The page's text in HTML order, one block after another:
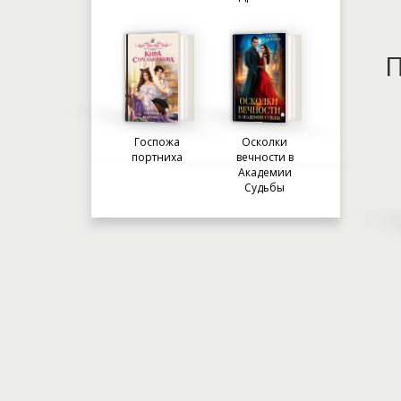
Госпожа
портниха
Осколки
вечности в
Академии
Судьбы